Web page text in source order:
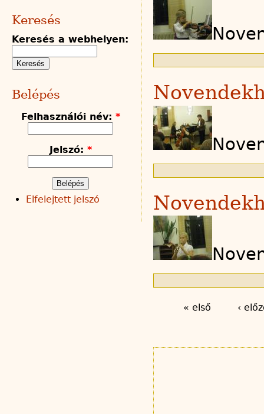
« első ‹
Keresés
Keresés a webhelyen:
Belépés
Felhasználói név: *
Jelszó: *
Elfelejtett jelszó